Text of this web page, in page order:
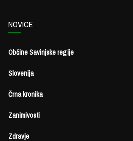
NOVICE
Občine Savinjske regije
Slovenija
Črna kronika
Zanimivosti
Zdravje